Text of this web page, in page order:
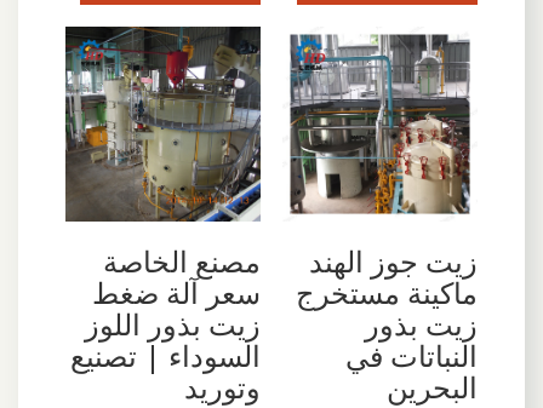
زيت جوز الهند
ماكينة مستخرج
زيت بذور
النباتات في
البحرين
مصنع الخاصة
سعر آلة ضغط
زيت بذور اللوز
السوداء | تصنيع
وتوريد